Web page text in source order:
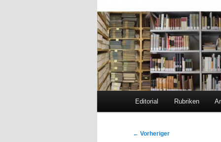
Zum
Zum
Editorial Rubriken
Beitragsnavigation
← Vorheriger